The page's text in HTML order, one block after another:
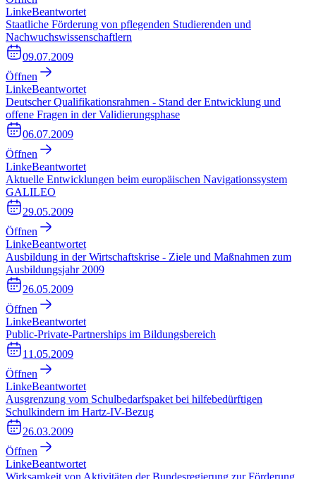
LinkeBeantwortet
Staatliche Förderung von pflegenden Studierenden und
Nachwuchswissenschaftlern
09.07.2009
Öffnen
LinkeBeantwortet
Deutscher Qualifikationsrahmen - Stand der Entwicklung und
offene Fragen in der Validierungsphase
06.07.2009
Öffnen
LinkeBeantwortet
Aktuelle Entwicklungen beim europäischen Navigationssystem
GALILEO
29.05.2009
Öffnen
LinkeBeantwortet
Ausbildung in der Wirtschaftskrise - Ziele und Maßnahmen zum
Ausbildungsjahr 2009
26.05.2009
Öffnen
LinkeBeantwortet
Public-Private-Partnerships im Bildungsbereich
11.05.2009
Öffnen
LinkeBeantwortet
Ausgrenzung vom Schulbedarfspaket bei hilfebedürftigen
Schulkindern im Hartz-IV-Bezug
26.03.2009
Öffnen
LinkeBeantwortet
Wirksamkeit von Aktivitäten der Bundesregierung zur Förderung